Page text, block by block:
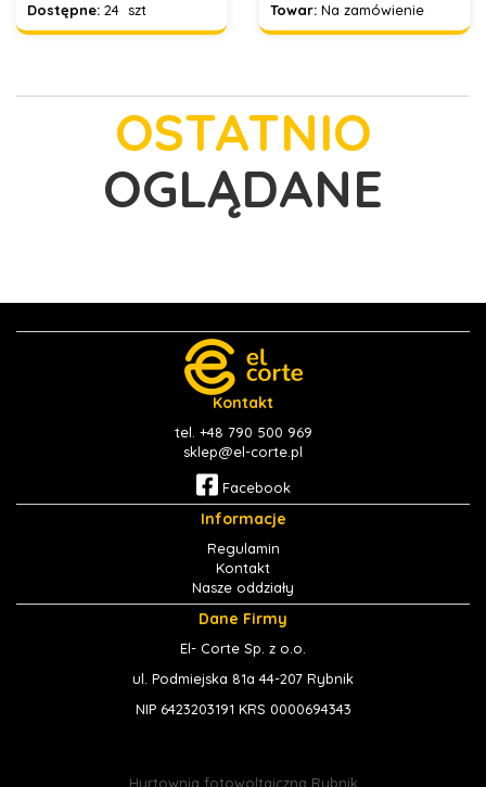
Dostępne: 24 szt Towar: Na zamówienie
OSTATNIO
OGLĄDANE
Kontakt
tel. +48 790 500 969
sklep@el-corte.pl
Facebook
Informacje
Regulamin
Kontakt
Nasze oddziały
Dane Firmy
El- Corte Sp. z o.o.
ul. Podmiejska 81a 44-207 Rybnik
NIP 6423203191 KRS 0000694343
Hurtownia fotowoltaiczna Rybnik